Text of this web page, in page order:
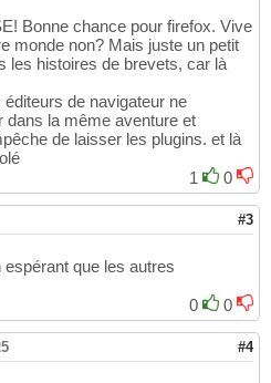
Bonne chance pour firefox. Vive
monde non? Mais juste un petit
les histoires de brevets, car là
de navigateur ne
la même aventure et
de laisser les plugins. et là
1
0
#3
que les autres
0
0
#4